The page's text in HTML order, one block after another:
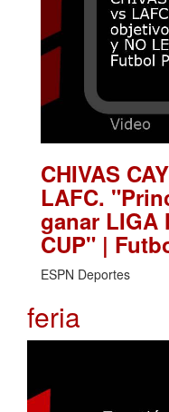
CHIVAS
LAFC.
ganar LIGA
CUP" |
ESPN Deportes
feria